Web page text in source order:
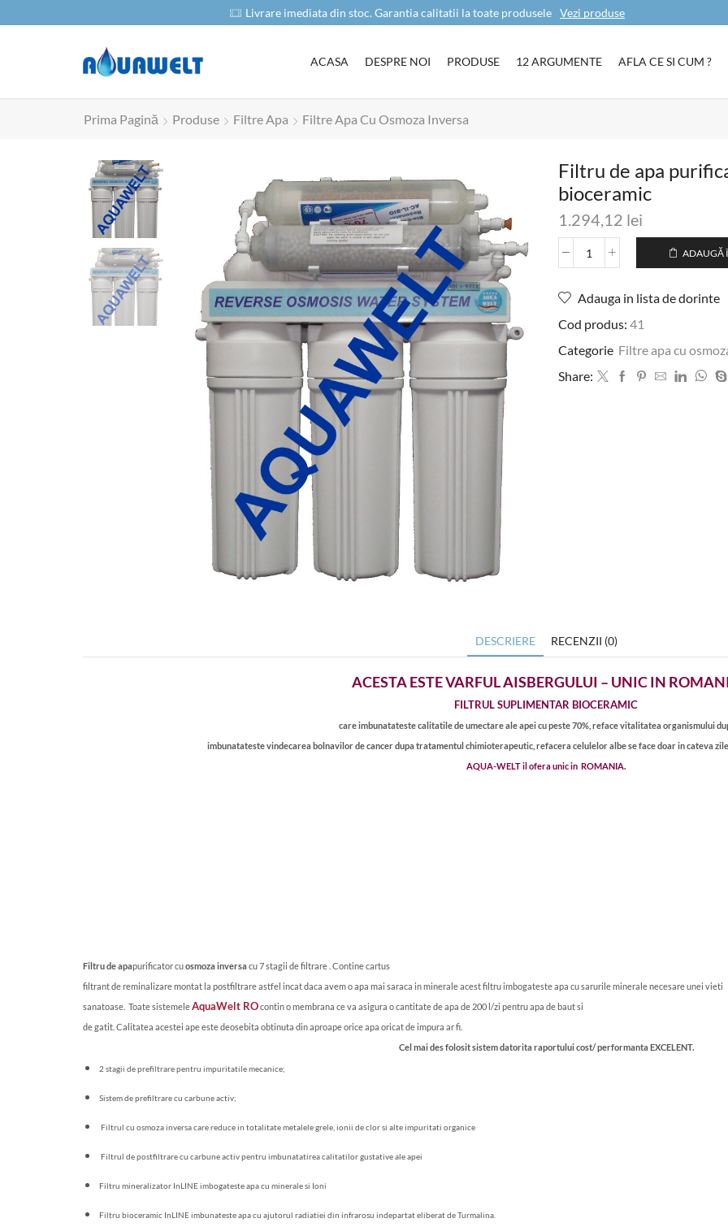
Livrare imediata din stoc. Garantia calitatii la toate produsele Vezi produse
ACASA DESPRE NOI PRODUSE 12 ARGUMENTE AFLA CE SI CUM ?
Prima Pagină Produse Filtre Apa Filtre Apa Cu Osmoza Inversa
Filtru de apa
bioceramic
1.294,12 lei
ADAUGĂ
Adauga in lista de dorinte
Cod produs: 41
Categorie Filtre apa cu
Share:
DESCRIERE RECENZII (0)
ACESTA ESTE VARFUL AISBERGULUI – UNIC IN
FILTRUL SUPLIMENTAR BIOCERAMIC
care imbunatateste calitatile de umectare ale apei cu peste 70%, reface vitalitatea organismului
imbunatateste vindecarea bolnavilor de cancer dupa tratamentul chimioterapeutic, refacera celulelor albe se face doar in cateva
AQUA-WELT il ofera unic in ROMANIA.
Filtru de apapurificator cuosmoza inversacu 7 stagii de filtrare . Contine cartus
filtrant de reminalizare montat la postfiltrare astfel incat daca avem o apa mai saraca in minerale acest filtru imbogateste apa cu sarurile minerale necesare unei vieti
sanatoase. Toate sistemeleAquaWelt ROcontin o membrana ce va asigura o cantitate de apa de 200 l/zi pentru apa de baut si
de gatit. Calitatea acestei ape este deosebita obtinuta din aproape orice apa oricat de impura ar fi.
Cel mai des folosit sistem datorita raportului cost/ performanta EXCELENT.
2 stagii de prefiltrare pentru impuritatile mecanice;
Sistem de prefiltrare cu carbune activ;
Filtrul cu osmoza inversa care reduce in totalitate metalele grele, ionii de clor si alte impuritati organice
Filtrul de postfiltrare cu carbune activ pentru imbunatatirea calitatilor gustative ale apei
Filtru mineralizator InLINE imbogateste apa cu minerale si Ioni
Filtru bioceramic InLINE imbunateste apa cu ajutorul radiatiei din infrarosu indepartat eliberat de Turmalina.